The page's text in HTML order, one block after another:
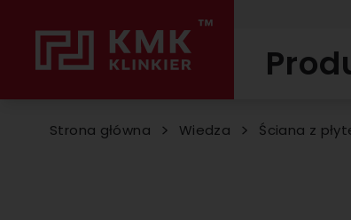
Strona główna Wiedza Ściana z